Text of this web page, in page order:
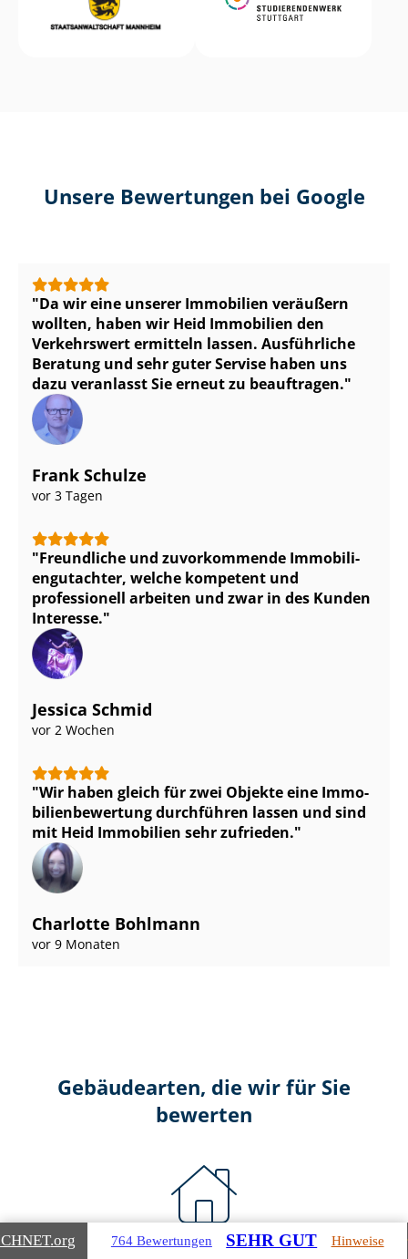
Unsere Bewertungen bei Google
Da wir eine unserer Immobilien veräußern
wollten, haben wir Heid Immobilien den
Verkehrswert ermitteln lassen. Ausführliche
Beratung und sehr guter Servise haben uns
dazu veranlasst Sie erneut zu beauftragen.
Frank Schulze
vor 3 Tagen
Freundliche und zuvorkommende Im­mo­bi­li­
en­gut­ach­ter, welche kompetent und
professionell arbeiten und zwar in des Kunden
Interesse.
Jessica Schmid
vor 2 Wochen
Wir haben gleich für zwei Objekte eine Im­mo­
bi­li­en­be­wer­tung durchführen lassen und sind
mit Heid Immobilien sehr zufrieden.
Charlotte Bohlmann
vor 9 Monaten
Gebäudearten, die wir für Sie
bewerten
Wohnimmobilien
.org 764 Bewertungen SEHR GUT Hinweise